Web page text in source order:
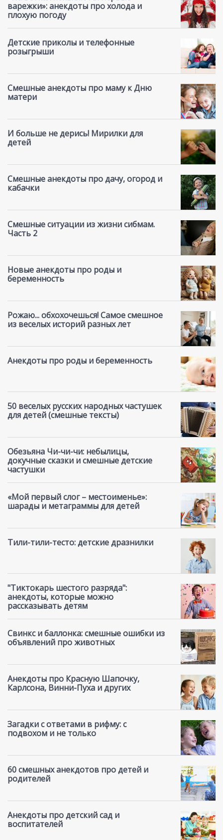
варежки»: анекдоты про холода и
плохую погоду
Детские приколы и телефонные
розыгрыши
Смешные анекдоты про маму к Дню
матери
И больше не дерись! Мирилки для
детей
Смешные анекдоты про дачу, огород и
кабачки
Смешные ситуации из жизни сибмам.
Часть 2
Новые анекдоты про роды и
беременность
Рожаю... обхохочешься! Самое смешное
из веселых историй разных лет
Анекдоты про роды и беременность
50 веселых русских народных частушек
для детей (смешные тексты)
Обезьяна Чи-чи-чи: небылицы,
докучные сказки и смешные детские
частушки
«Мой первый слог – местоименье»:
шарады и метаграммы для детей
Тили-тили-тесто: детские дразнилки
"Тиктокарь шестого разряда":
анекдоты, которые можно
рассказывать детям
Свинкс и баллонка: смешные ошибки из
объявлений про животных
Анекдоты про Красную Шапочку,
Карлсона, Винни-Пуха и других
Загадки с ответами в рифму: с
подвохом и не только
60 смешных анекдотов про детей и
родителей
Анекдоты про детский сад и
воспитателей